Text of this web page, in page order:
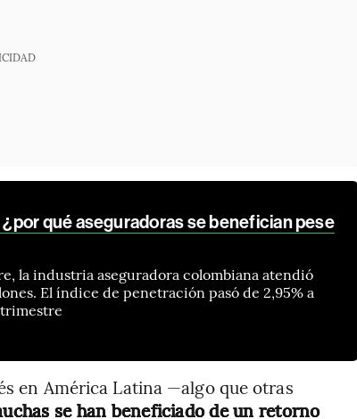
qué aseguradoras se benefician pese
la industria aseguradora colombiana atendió
El índice de penetración pasó de 2,95% a
en América Latina —algo que otras
se han beneficiado de un retorno